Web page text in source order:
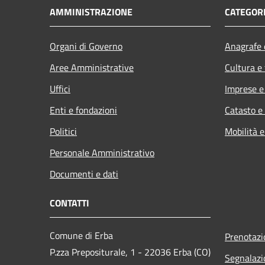
AMMINISTRAZIONE
Organi di Governo
Aree Amministrative
Uffici
Enti e fondazioni
Politici
Personale Amministrativo
Documenti e dati
Cultura
Imprese
Catasto
Mobilità
CONTATTI
Comune di Erba
P.zza Prepositurale, 1 - 22036 Erba (CO)